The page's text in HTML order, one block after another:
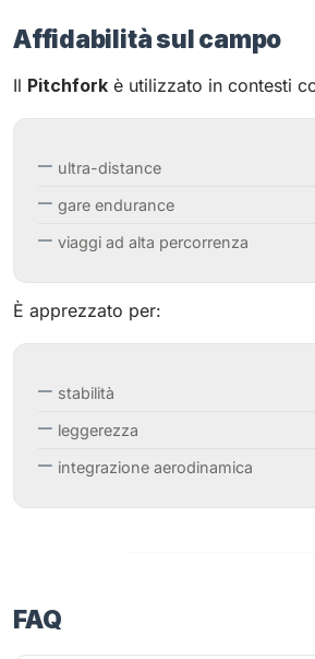
Affidabilità sul campo
Il Pitchfork è utilizzato in contesti
ultra-distance
gare endurance
viaggi ad alta percorrenza
È apprezzato per:
stabilità
leggerezza
integrazione aerodinamica
FAQ